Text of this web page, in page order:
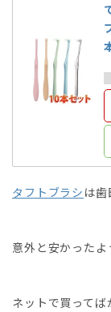
タフトブラシ は歯
意外と安かったよ
ネットで買って